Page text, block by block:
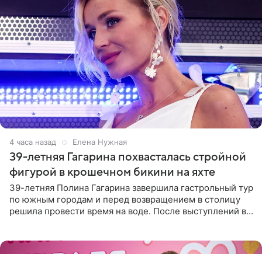
4 часа назад Елена Нужная
39-летняя Гагарина похвасталась стройной
фигурой в крошечном бикини на яхте
39-летняя Полина Гагарина завершила гастрольный тур
по южным городам и перед возвращением в столицу
решила провести время на воде. После выступлений в